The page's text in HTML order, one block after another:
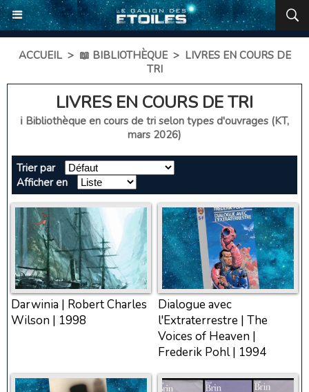
ACCUEIL > 📖 BIBLIOTHÈQUE > LIVRES EN COURS DE
TRI
LIVRES EN COURS DE TRI
ℹ️ Bibliothèque en cours de tri selon types d'ouvrages (KT,
mars 2026)
Trier par
Afficher en
Darwinia | Robert Charles
Wilson | 1998
Dialogue avec
l'Extraterrestre | The
Voices of Heaven |
Frederik Pohl | 1994